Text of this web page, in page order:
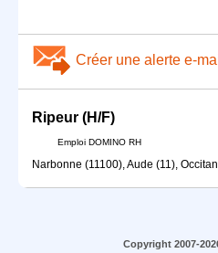
Créer une alerte e-
Ripeur (H/F)
Emploi DOMINO RH
Narbonne (11100), Aude (11),
Copyright 2007-